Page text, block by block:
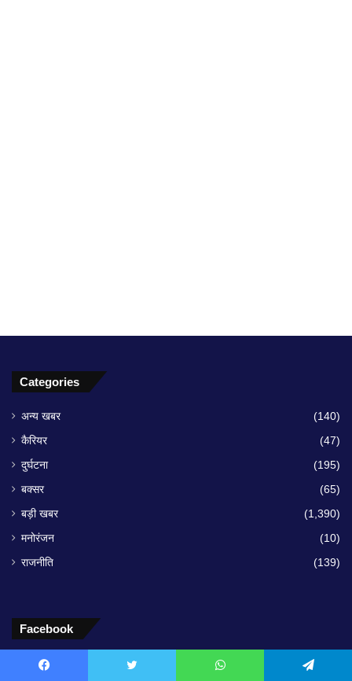
Categories
अन्य खबर (140)
कैरियर (47)
दुर्घटना (195)
बक्सर (65)
बड़ी खबर (1,390)
मनोरंजन (10)
राजनीति (139)
Facebook